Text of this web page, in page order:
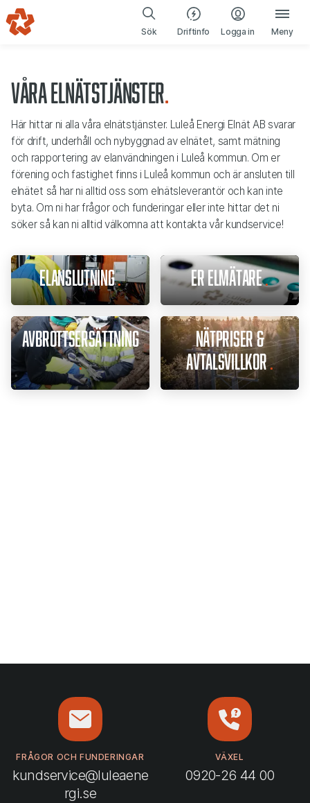
Gå till navigering
Gå till innehåll
Sök Driftinfo Logga in(öppnas i ny
Meny
Elnät
Våra elnätstjänster
Här hittar ni alla våra elnätstjänster. Luleå Energi Elnät AB svarar
för drift, underhåll och nybyggnad av elnätet, samt mätning
och rapportering av elanvändningen i Luleå kommun. Om er
förening och fastighet finns i Luleå kommun och är ansluten till
elnätet så har ni alltid oss som elnätsleverantör och kan inte
byta. Om ni har frågor och funderingar eller inte hittar det ni
söker så kan ni alltid välkomna att kontakta vår kundservice!
Elanslutning Er elmätare
Avbrottsersättning
Nätpriser &
avtalsvillkor
FRÅGOR OCH FUNDERINGAR
kundservice@luleaene
rgi.se
VÄXEL
0920-26 44 00